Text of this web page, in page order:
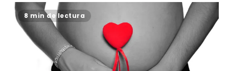
8 min de lectura